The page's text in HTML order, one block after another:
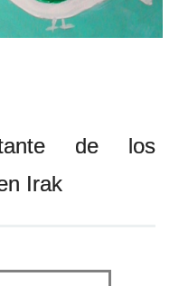
Andrés Vázquez de Sola
de los
Irak